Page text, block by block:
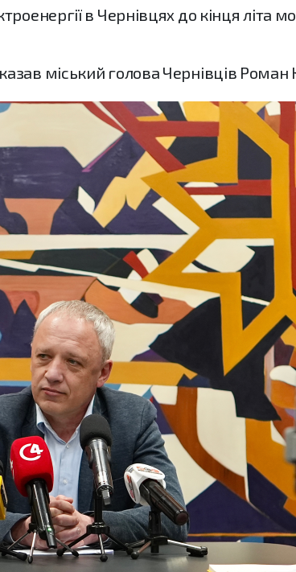
в Чернівцях до кінця
міський голова Чернівців Роман